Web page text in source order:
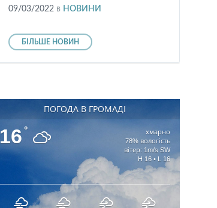
09/03/2022 в НОВИНИ
БІЛЬШЕ НОВИН
ПОГОДА В ГРОМАДІ
16 °
хмарно
78% вологість
вітер: 1m/s SW
H 16 • L 16